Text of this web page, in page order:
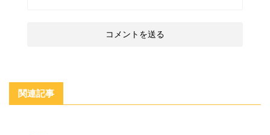
関連記事